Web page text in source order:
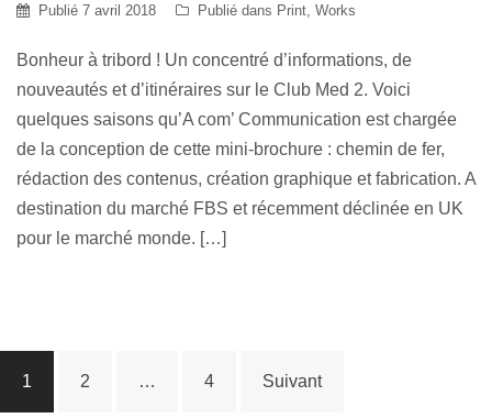
Publié 7 avril 2018 Publié dans Print Works
Bonheur à tribord ! Un concentré d’informations, de
nouveautés et d’itinéraires sur le Club Med 2. Voici
quelques saisons qu’A com’ Communication est chargée
de la conception de cette mini-brochure : chemin de fer,
rédaction des contenus, création graphique et fabrication. A
destination du marché FBS et récemment déclinée en UK
pour le marché monde. […]
Navigation
des
1 2 … 4 Suivant